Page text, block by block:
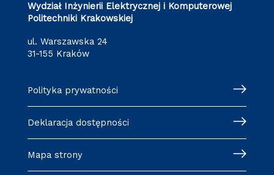
Wydział Inżynierii Elektrycznej i Komputerowej
Politechniki Krakowskiej
ul. Warszawska 24
31-155 Kraków
Polityka prywatności
Deklaracja dostępności
Mapa strony